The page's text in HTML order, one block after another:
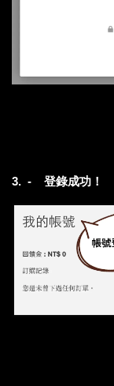
3. - 登錄成功！